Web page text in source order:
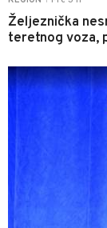
Željeznička
teretnog voza,